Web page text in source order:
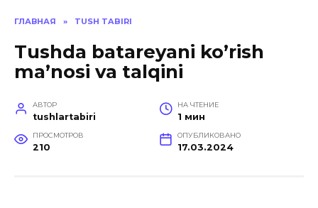
ГЛАВНАЯ » TUSH TABIRI
Tushda batareyani ko’rish
ma’nosi va talqini
АВТОР
tushlartabiri
НА ЧТЕНИЕ
1 мин
ПРОСМОТРОВ
210
ОПУБЛИКОВАНО
17.03.2024